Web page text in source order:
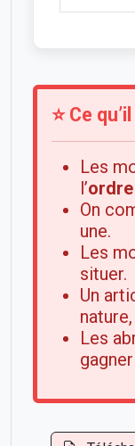
⭐ Ce
Les
l’
On
une.
Les
situer.
Un
Les